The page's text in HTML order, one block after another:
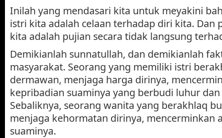
Inilah yang mendasari kita untuk meyakini
istri kita adalah celaan terhadap diri kita. Dan
kita adalah pujian secara tidak langsung
Demikianlah sunnatullah, dan demikianlah
masyarakat. Seorang yang memiliki istri
dermawan, menjaga harga dirinya,
kepribadian suaminya yang berbudi luhur
Sebaliknya, seorang wanita yang berakhlaq
menjaga kehormatan dirinya, mencerminkan
suaminya.